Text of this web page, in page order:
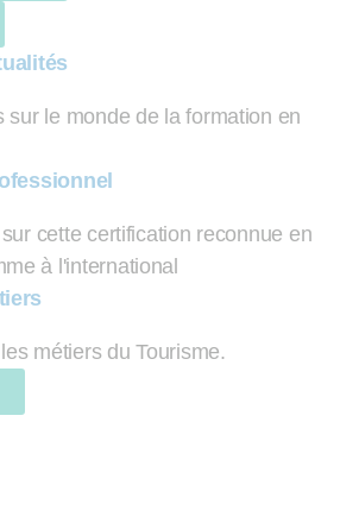
sur le monde de la formation en
cette certification reconnue en
à l'international
métiers du Tourisme.